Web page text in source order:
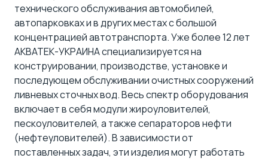
технического обслуживания автомобилей,
автопарковках и в других местах с большой
концентрацией автотранспорта. Уже более 12 лет
АКВАТЕК-УКРАИНА специализируется на
конструировании, производстве, установке и
последующем обслуживании очистных сооружений
ливневых сточных вод. Весь спектр оборудования
включает в себя модули жироуловителей,
пескоуловителей, а также сепараторов нефти
(нефтеуловителей). В зависимости от
поставленных задач, эти изделия могут работать